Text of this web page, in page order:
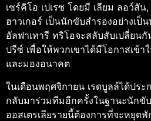
เซร์คิโอ เปเรซ โดยมี เลียม ลอว์สั
ฮาวเกอร์ เป็นนักขับสำรองอย่างเป็
อัลฟาเทารี ทริโอจะสลับสับเปลี่ยน
ปรีซ์ เพื่อให้พวกเขาได้มีโอกาสเข้า
และมองอนาคต
ในเดือนพฤศจิกายน เรดบูลล์ได้ประ
กลับมาร่วมทีมอีกครั้งในฐานะนักขั
ออสเตรเลียรายนี้ต้องการที่จะหยุด